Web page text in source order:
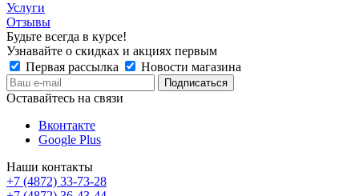
Услуги
Отзывы
Будьте всегда в курсе!
Узнавайте о скидках и акциях первым
Первая рассылка
Новости магазина
Оставайтесь на связи
Вконтакте
Google Plus
Наши контакты
+7 (4872) 33-73-28